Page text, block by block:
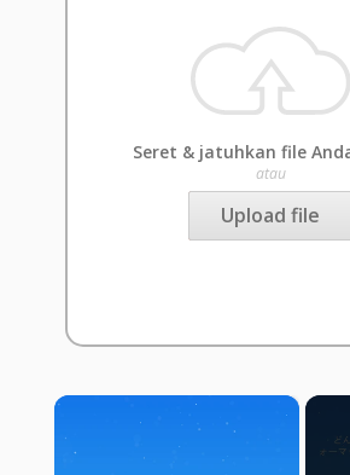
Seret & jatuhkan file
atau
Upload file
×